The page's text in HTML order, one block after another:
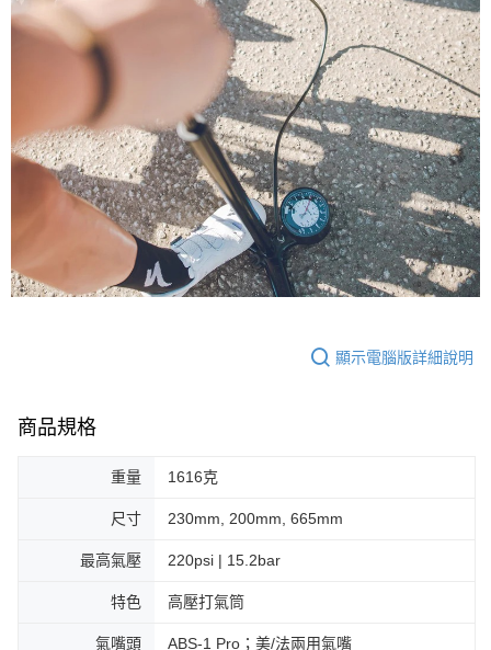
顯示電腦版詳細說明
商品規格
重量 1616克
尺寸 230mm, 200mm, 665mm
最高氣壓 220psi | 15.2bar
特色 高壓打氣筒
氣嘴頭 ABS-1 Pro；美/法兩用氣嘴